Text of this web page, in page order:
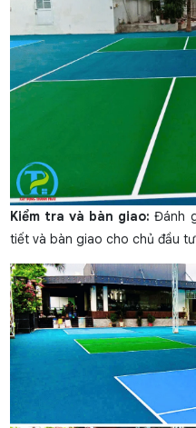
Kiểm tra và bàn giao:Đánh
tiết và bàn giao cho chủ đầu